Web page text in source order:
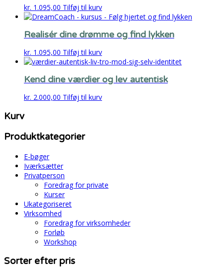
kr. 1.095,00 Tilføj til kurv
Realisér dine drømme og find lykken
kr. 1.095,00 Tilføj til kurv
Kend dine værdier og lev autentisk
kr. 2.000,00 Tilføj til kurv
Kurv
Produktkategorier
E-bøger
Iværksætter
Privatperson
Foredrag for private
Kurser
Ukategoriseret
Virksomhed
Foredrag for virksomheder
Forløb
Workshop
Sorter efter pris